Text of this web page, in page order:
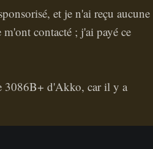
et je n'ai reçu aucune
contacté ; j'ai payé ce
3086B+ d'Akko, car il y a